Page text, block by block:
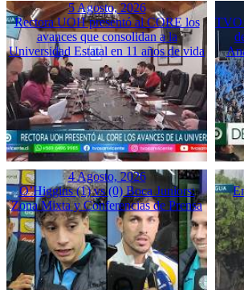
5 Agosto, 2026
Rectora UOH presentó al CORE los
avances que consolidan a la
Universidad Estatal en 11 años de vida
TVO
4 Agosto, 2026
O’Higgins (1) vs (0) Boca Juniors:
Zona Mixta y Conferencias de Prensa